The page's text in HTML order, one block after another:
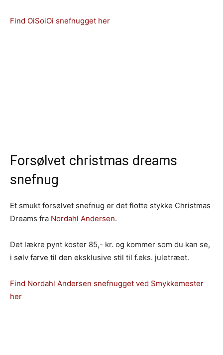
Find OiSoiOi snefnugget her
Forsølvet christmas dreams
snefnug
Et smukt forsølvet snefnug er det flotte stykke Christmas
Dreams fra Nordahl Andersen.
Det lækre pynt koster 85,- kr. og kommer som du kan se,
i sølv farve til den eksklusive stil til f.eks. juletræet.
Find Nordahl Andersen snefnugget ved Smykkemester
her